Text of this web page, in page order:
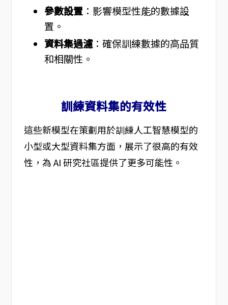
參數設置 ：影響模型性能的數據設
置。
資料集過濾：確保訓練數據的高品質
和相關性。
訓練資料集的有效性
這些新模型在策劃用於訓練人工智慧模型的
小型或大型資料集方面，展示了很高的有效
性，為 AI 研究社區提供了更多可能性。